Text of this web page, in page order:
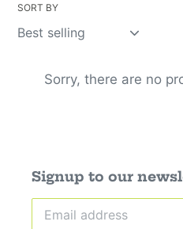
r
s
SORT BY
Sorry, there are no
Signup to our